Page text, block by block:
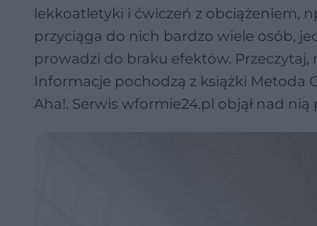
lekkoatletyki i ćwiczeń z obciążeniem,
przyciąga do nich bardzo wiele osób,
prowadzi do braku efektów.
Informacje pochodzą z książki
Aha!. Serwis wformie24.pl objął nad nią